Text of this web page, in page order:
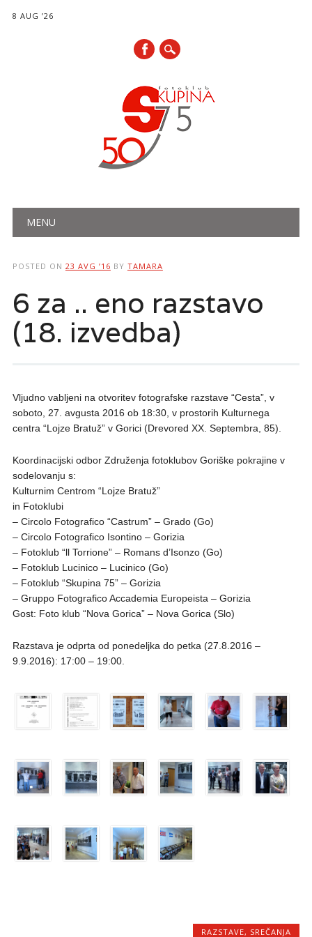
8 AUG ’26
Main menu
MENU
POSTED ON 23 AVG ’16 BY TAMARA
6 za .. eno razstavo
(18. izvedba)
Vljudno vabljeni na otvoritev fotografske razstave “Cesta”, v
soboto, 27. avgusta 2016 ob 18:30, v prostorih Kulturnega
centra “Lojze Bratuž” v Gorici (Drevored XX. Septembra, 85).
Koordinacijski odbor Združenja fotoklubov Goriške pokrajine v
sodelovanju s:
Kulturnim Centrom “Lojze Bratuž”
in Fotoklubi
– Circolo Fotografico “Castrum” – Grado (Go)
– Circolo Fotografico Isontino – Gorizia
– Fotoklub “ll Torrione” – Romans d’Isonzo (Go)
– Fotoklub Lucinico – Lucinico (Go)
– Fotoklub “Skupina 75” – Gorizia
– Gruppo Fotografico Accademia Europeista – Gorizia
Gost: Foto klub “Nova Gorica” – Nova Gorica (Slo)
Razstava je odprta od ponedeljka do petka (27.8.2016 –
9.9.2016): 17:00 – 19:00.
RAZSTAVE, SREČANJA